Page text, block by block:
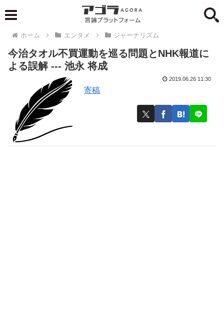
ホーム エンタメ ジャーナリズム
今治タオル不買運動を巡る問題とNHK報道に
よる誤解 --- 池永 将成
寄稿
2019.06.26 11:30